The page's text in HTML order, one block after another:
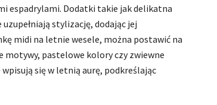
espadrylami. Dodatki takie jak delikatna
stylizację, dodając jej
midi na letnie wesele, można postawić na
pastelowe kolory czy zwiewne
się w letnią aurę, podkreślając